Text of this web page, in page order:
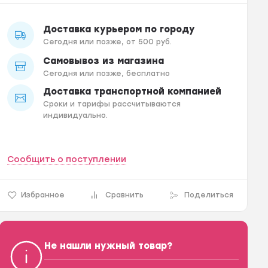
Доставка курьером по городу
Сегодня или позже, от 500 руб.
Самовывоз из магазина
Сегодня или позже, бесплатно
Доставка транспортной компанией
Сроки и тарифы рассчитываются
индивидуально.
Избранное Сравнить Поделиться
Сообщить о поступлении
Не нашли нужный товар?